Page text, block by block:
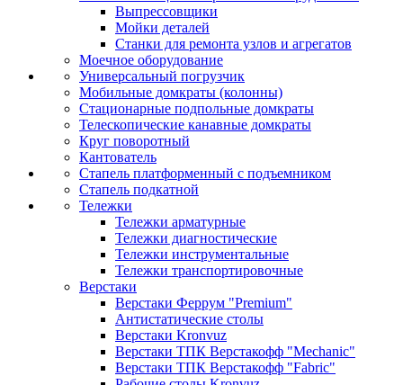
Выпрессовщики
Мойки деталей
Станки для ремонта узлов и агрегатов
Моечное оборудование
Универсальный погрузчик
Мобильные домкраты (колонны)
Стационарные подпольные домкраты
Телескопические канавные домкраты
Круг поворотный
Кантователь
Стапель платформенный с подъемником
Стапель подкатной
Тележки
Тележки арматурные
Тележки диагностические
Тележки инструментальные
Тележки транспортировочные
Верстаки
Верстаки Феррум "Premium"
Антистатические столы
Верстаки Kronvuz
Верстаки ТПК Верстакофф "Mechanic"
Верстаки ТПК Верстакофф "Fabric"